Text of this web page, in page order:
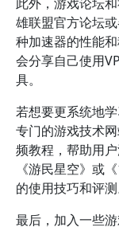
雄联盟官方论坛
种加速器的性能
会分享自己使用
具。
若想要更系统地
专门的游戏技术
频教程，帮助用
《游民星空》或
的使用技巧和评测
最后，加入一些